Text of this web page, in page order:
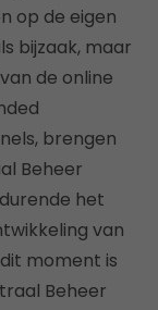
op de eigen
bijzaak, maar
de online
brengen
Beheer
het
van
moment is
Beheer